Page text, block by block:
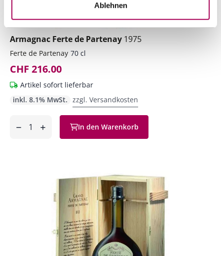
Ablehnen
Armagnac Ferte de Partenay 1975
Ferte de Partenay 70 cl
CHF 216.00
Artikel sofort lieferbar
inkl. 8.1% MwSt. zzgl. Versandkosten
In den Warenkorb